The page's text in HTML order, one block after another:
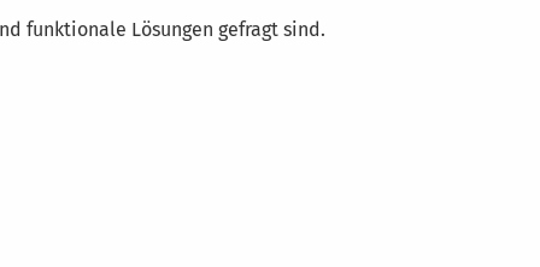
funktionale Lösungen gefragt sind.